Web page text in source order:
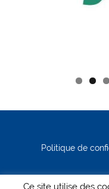
Politique de
Ce site utilise des